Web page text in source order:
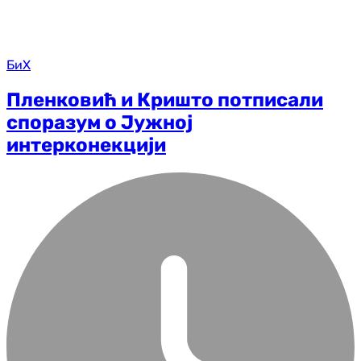
БиХ
Пленковић и Кришто потписали
споразум о Јужној
интерконекцији